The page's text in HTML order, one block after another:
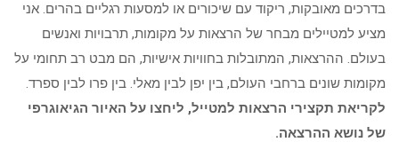
בדרכים מאובקות, ריקוד עם שיכורים או למסעות רגליים בהרים. אני
מציע למטיילים מבחר של הרצאות על מקומות, תרבויות ואנשים
בעולם. ההרצאות, המתובלות בחוויות אישיות, הם מבט רב תחומי על
מקומות שונים ברחבי העולם, בין יפן לבין מאלי. בין פרו לבין ספרד.
לקריאת תקצירי הרצאות למטייל, ליחצו על האיור הגיאוגרפי
של נושא ההרצאה.